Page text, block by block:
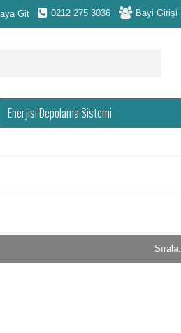
Git 0212 275 3036 Bayi Girişi
Enerjisi Depolama Sistemi
Sırala: